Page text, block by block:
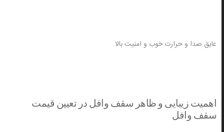
عایق صدا و حرارت خوب و امنیت بالا
اهمیت زیبایی و ظاهر سقف وافل در تعیین قیمت
سقف وافل